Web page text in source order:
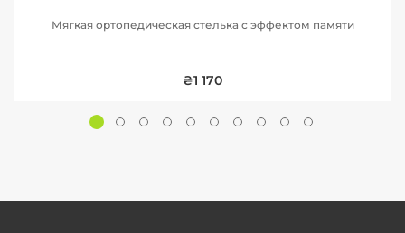
Мягкая ортопедическая стелька с эффектом памяти
₴1 170